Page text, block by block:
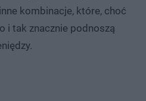
kombinacje, które, choć
i tak znacznie podnoszą